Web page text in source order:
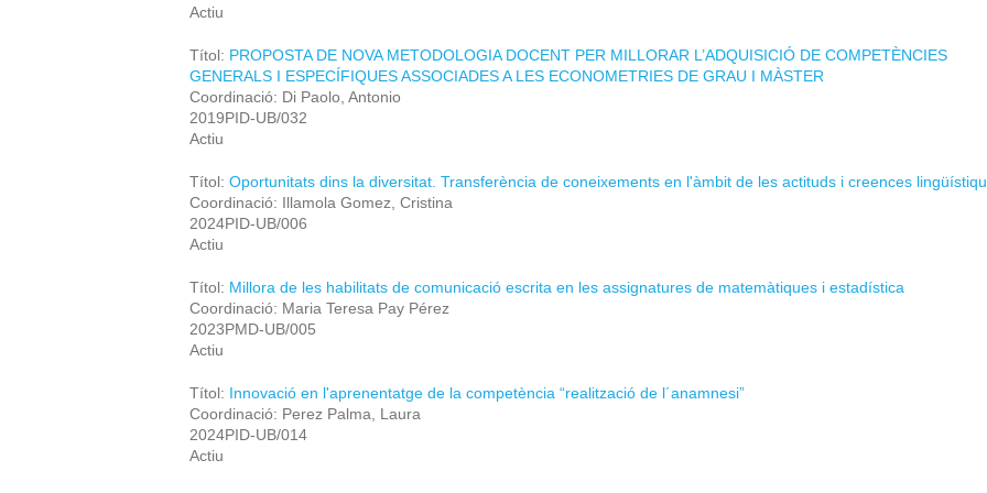
Actiu
Títol: PROPOSTA DE NOVA METODOLOGIA DOCENT PER MILLORAR L’ADQUISICIÓ DE COMPETÈNCIES
GENERALS I ESPECÍFIQUES ASSOCIADES A LES ECONOMETRIES DE GRAU I MÀSTER
Coordinació: Di Paolo, Antonio
2019PID-UB/032
Actiu
Títol: Oportunitats dins la diversitat. Transferència de coneixements en l'àmbit de les actituds i creences
Coordinació: Illamola Gomez, Cristina
2024PID-UB/006
Actiu
Títol: Millora de les habilitats de comunicació escrita en les assignatures de matemàtiques i estadística
Coordinació: Maria Teresa Pay Pérez
2023PMD-UB/005
Actiu
Títol: Innovació en l'aprenentatge de la competència “realització de l´anamnesi”
Coordinació: Perez Palma, Laura
2024PID-UB/014
Actiu